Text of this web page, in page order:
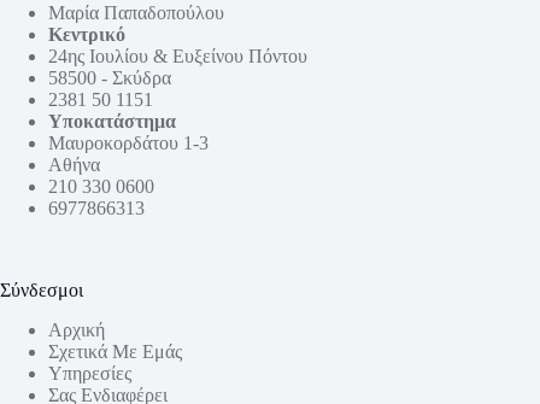
Μαρία Παπαδοπούλου
Κεντρικό
24ης Ιουλίου & Ευξείνου Πόντου
58500 - Σκύδρα
2381 50 1151
Υποκατάστημα
Μαυροκορδάτου 1-3
Αθήνα
210 330 0600
6977866313
Σύνδεσμοι
Αρχική
Σχετικά Με Εμάς
Υπηρεσίες
Σας Ενδιαφέρει